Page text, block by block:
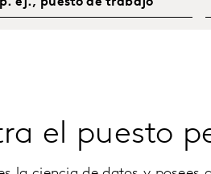
el puesto